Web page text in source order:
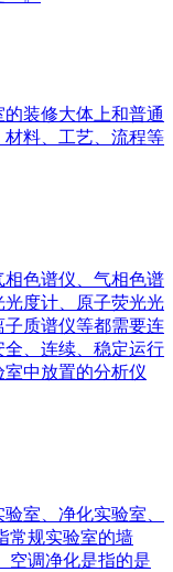
装修大体上和普通
料、工艺、流程等
相色谱仪、气相色谱
度计、原子荧光光
质谱仪等都需要连
、连续、稳定运行
中放置的分析仪
室、净化实验室、
常规实验室的墙
空调净化是指的是